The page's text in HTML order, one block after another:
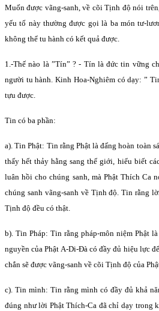
Muốn được vãng-sanh, về cõi Tịnh độ nói
yếu tố này thường được gọi là ba món tư-
không thể tu hành có kết quả được.
1.-Thế nào là ”Tín” ? - Tín là đức tin vững
người tu hành. Kinh Hoa-Nghiêm có dạy: ”
tựu được.
Tin có ba phần:
a). Tin Phật: Tin rằng Phật là đấng hoàn toàn
thấy hết thảy hằng sang thế giới, hiểu biết
luân hồi cho chúng sanh, mà Phật Thích Ca
chúng sanh vãng-sanh về Tịnh độ. Tin rằng
Tịnh độ đều có thật.
b). Tin Pháp: Tin rằng pháp-môn niệm Phật
nguyền của Phật A-Di-Ðà có đầy đủ hiệu lực
chắn sẽ được vãng-sanh về cõi Tịnh độ của
c). Tin mình: Tin rằng mình có đầy đủ khả
đúng như lời Phật Thích-Ca đã chỉ dạy trong